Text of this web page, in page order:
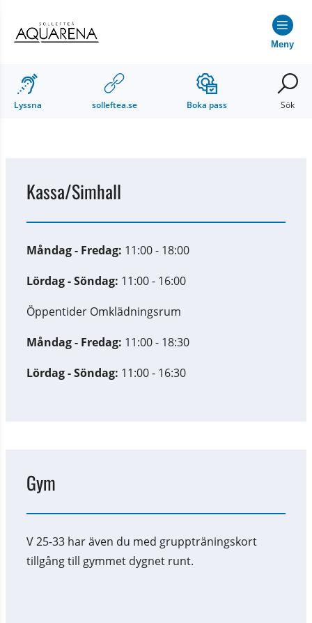
Meny
Lyssna solleftea.se Boka pass Sök
Kassa/Simhall
Måndag - Fredag: 11:00 - 18:00
Lördag - Söndag: 11:00 - 16:00
Öppentider Omklädningsrum
Måndag - Fredag: 11:00 - 18:30
Lördag - Söndag: 11:00 - 16:30
Gym
V 25-33 har även du med gruppträningskort
tillgång till gymmet dygnet runt.